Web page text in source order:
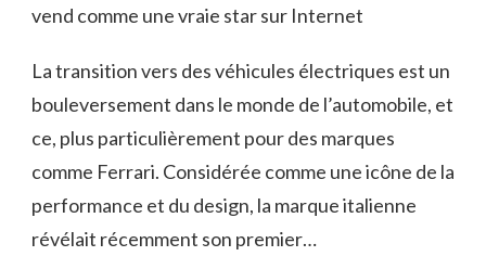
vend comme une vraie star sur Internet
La transition vers des véhicules électriques est un
bouleversement dans le monde de l’automobile, et
ce, plus particulièrement pour des marques
comme Ferrari. Considérée comme une icône de la
performance et du design, la marque italienne
révélait récemment son premier…